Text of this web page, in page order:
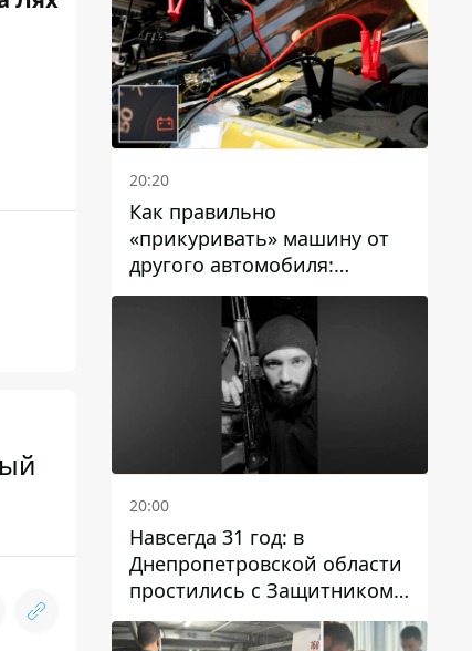
20:20
Как правильно
«прикуривать» машину от
другого автомобиля:
инструкция для водителей
20:00
Навсегда 31 год: в
Днепропетровской области
простились с Защитником
Александром Репиным